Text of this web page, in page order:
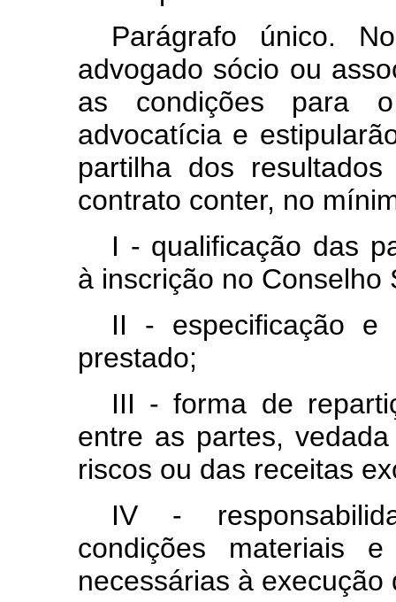
Parágrafo único.
advogado sócio ou
as condições para
advocatícia e
partilha dos
contrato conter, no
I - qualificação das
à inscrição no Conselho
II - especificação e
prestado;
III - forma de
entre as partes,
riscos ou das receitas
IV -
condições materiais
necessárias à execução